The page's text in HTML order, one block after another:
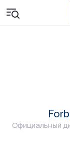
Официальный